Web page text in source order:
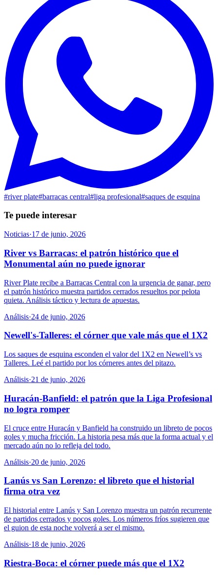
#river plate#barracas central#liga profesional#saques de esquina
Te puede interesar
Noticias·17 de junio, 2026
River vs Barracas: el patrón histórico que el
Monumental aún no puede ignorar
River Plate recibe a Barracas Central con la urgencia de ganar, pero
el patrón histórico muestra partidos cerrados resueltos por pelota
quieta. Análisis táctico y lectura de apuestas.
Análisis·24 de junio, 2026
Newell's-Talleres: el córner que vale más que el 1X2
Los saques de esquina esconden el valor del 1X2 en Newell’s vs
Talleres. Leé el partido por los córneres antes del pitazo.
Análisis·21 de junio, 2026
Huracán-Banfield: el patrón que la Liga Profesional
no logra romper
El cruce entre Huracán y Banfield ha construido un libreto de pocos
goles y mucha fricción. La historia pesa más que la forma actual y el
mercado aún no lo refleja del todo.
Análisis·20 de junio, 2026
Lanús vs San Lorenzo: el libreto que el historial
firma otra vez
El historial entre Lanús y San Lorenzo muestra un patrón recurrente
de partidos cerrados y pocos goles. Los números fríos sugieren que
el guion de esta noche volverá a ser el mismo.
Análisis·18 de junio, 2026
Riestra-Boca: el córner puede más que el 1X2